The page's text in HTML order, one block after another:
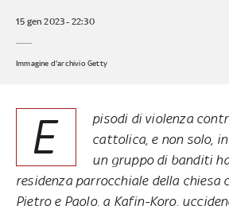
15 gen 2023 - 22:30
Immagine d'archivio Getty
E
pisodi di violenza
cattolica, e non solo,
un gruppo di banditi
residenza parrocchiale della chiesa
Pietro e Paolo, a Kafin-Koro,